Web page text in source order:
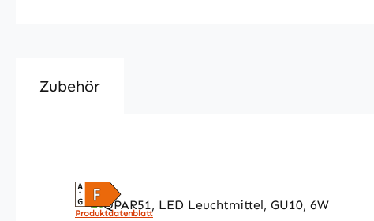
Zubehör
Produktdatenblatt